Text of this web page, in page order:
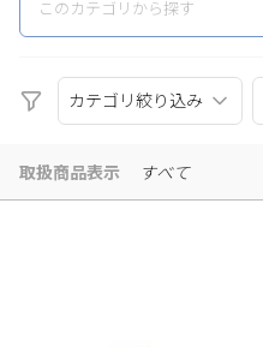
カテゴリ絞り込み
取扱商品表示 すべて